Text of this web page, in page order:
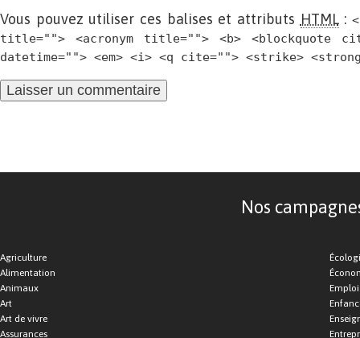
Vous pouvez utiliser ces balises et attributs HTML:
title=""> <acronym title=""> <b> <blockquote
datetime=""> <em> <i> <q cite=""> <strike>
Nos
Agriculture
Alimentation
Animaux
Art
Art de vivre
Assurances
Emploi